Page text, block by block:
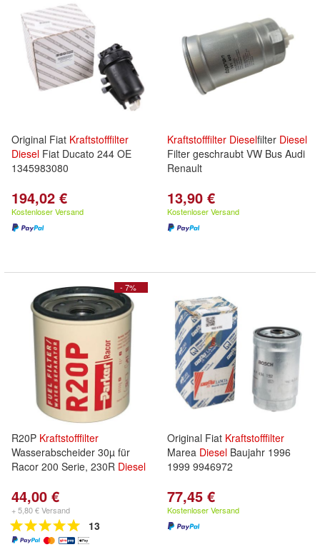
Original Fiat Kraftstofffilter
Diesel Fiat Ducato 244 OE
1345983080
194,02 €
Kostenloser Versand
Kraftstofffilter Dieselfilter Diesel
Filter geschraubt VW Bus Audi
Renault
13,90 €
Kostenloser Versand
- 7%
R20P Kraftstofffilter
Wasserabscheider 30µ für
Racor 200 Serie, 230R Diesel
44,00 €
+ 5,80 € Versand
13
Original Fiat Kraftstofffilter
Marea Diesel Baujahr 1996
1999 9946972
77,45 €
Kostenloser Versand